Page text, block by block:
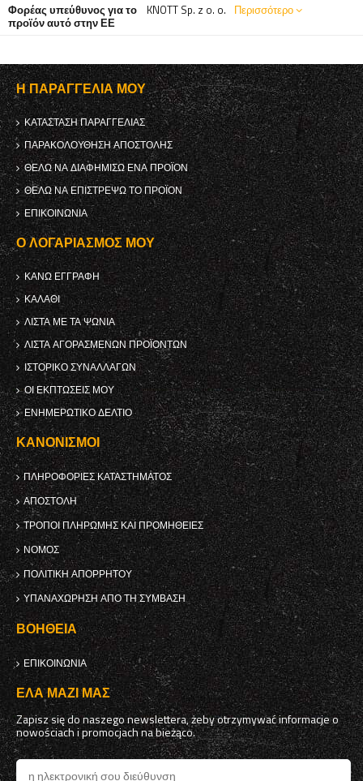
Φορέας υπεύθυνος για το
προϊόν αυτό στην ΕΕ
KNOTT Sp. z o. o. Περισσότερο
Η ΠΑΡΑΓΓΕΛΊΑ ΜΟΥ
ΚΑΤΆΣΤΑΣΗ ΠΑΡΑΓΓΕΛΊΑΣ
ΠΑΡΑΚΟΛΟΎΘΗΣΗ ΑΠΟΣΤΟΛΉΣ
ΘΈΛΩ ΝΑ ΔΙΑΦΗΜΊΣΩ ΈΝΑ ΠΡΟΪΌΝ
ΘΈΛΩ ΝΑ ΕΠΙΣΤΡΈΨΩ ΤΟ ΠΡΟΪΌΝ
ΕΠΙΚΟΙΝΩΝΊΑ
Ο ΛΟΓΑΡΙΑΣΜΌΣ ΜΟΥ
ΚΑΝΩ ΕΓΓΡΑΦΗ
ΚΑΛΆΘΙ
ΛΊΣΤΑ ΜΕ ΤΑ ΨΏΝΙΑ
ΛΊΣΤΑ ΑΓΟΡΑΣΜΈΝΩΝ ΠΡΟΪΌΝΤΩΝ
ΙΣΤΟΡΙΚΌ ΣΥΝΑΛΛΑΓΏΝ
ΟΙ ΕΚΠΤΏΣΕΙΣ ΜΟΥ
ΕΝΗΜΕΡΩΤΙΚΌ ΔΕΛΤΊΟ
ΚΑΝΟΝΙΣΜΟΊ
ΠΛΗΡΟΦΟΡΊΕΣ ΚΑΤΑΣΤΉΜΑΤΟΣ
ΑΠΟΣΤΟΛΉ
ΤΡΌΠΟΙ ΠΛΗΡΩΜΉΣ ΚΑΙ ΠΡΟΜΉΘΕΙΕΣ
ΝΌΜΟΣ
ΠΟΛΙΤΙΚΉ ΑΠΟΡΡΉΤΟΥ
ΥΠΑΝΑΧΏΡΗΣΗ ΑΠΌ ΤΗ ΣΎΜΒΑΣΗ
ΒΟΉΘΕΙΑ
ΕΠΙΚΟΙΝΩΝΊΑ
ΈΛΑ ΜΑΖΊ ΜΑΣ
Zapisz się do naszego newslettera, żeby otrzymywać informacje o
nowościach i promocjach na bieżąco.